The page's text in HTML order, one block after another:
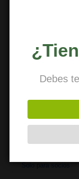
Recursos externos
BOLETÍN
Agenda de
Debes